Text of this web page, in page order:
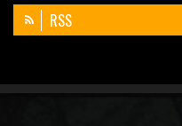
RSS